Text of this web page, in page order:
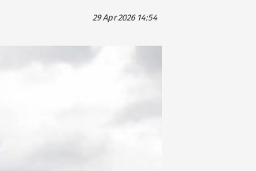
29 Apr 2026 14:54